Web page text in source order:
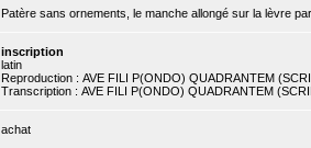
Patère sans ornements, le manche allongé sur la lèvre
inscription
latin
Reproduction : AVE FILI P(ONDO) QUADRANTEM
Transcription : AVE FILI P(ONDO) QUADRANTEM
achat